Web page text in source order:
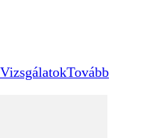
VizsgálatokTovább